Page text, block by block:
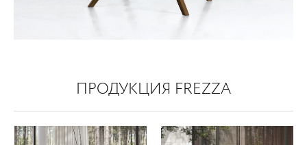
ПРОДУКЦИЯ FREZZA